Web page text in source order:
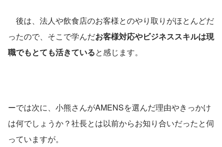
後は、法人や飲食店のお客様とのやり取りがほとんどだ
ったので、そこで学んだお客様対応やビジネススキルは現
職でもとても活きていると感じます。
ーでは次に、小熊さんがAMENSを選んだ理由やきっかけ
は何でしょうか？社長とは以前からお知り合いだったと伺
っていますが。